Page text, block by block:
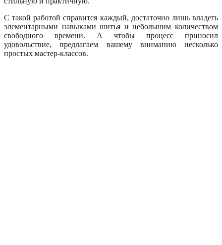
С такой работой справится каждый, достаточно лишь владеть
элементарными навыками шитья и небольшим количеством
свободного времени. А чтобы процесс приносил
удовольствие, предлагаем вашему вниманию несколько
простых мастер-классов.